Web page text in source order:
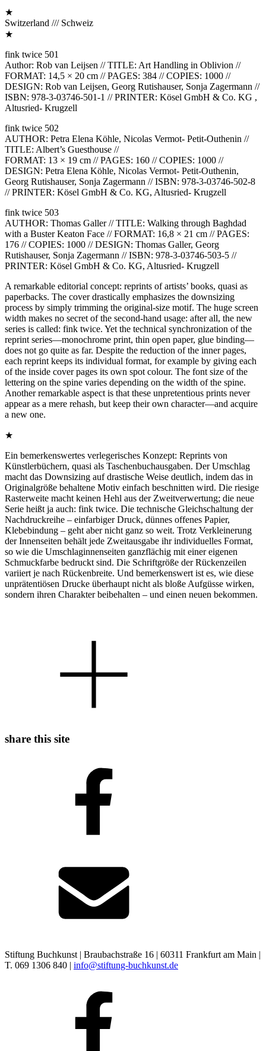
★
Switzerland /// Schweiz
★
fink twice 501
Author: Rob van Leijsen // TITLE: Art Handling in Oblivion //
FORMAT: 14,5 × 20 cm // PAGES: 384 // COPIES: 1000 //
DESIGN: Rob van Leijsen, Georg Rutishauser, Sonja Zagermann //
ISBN: 978-3-03746-501-1 // PRINTER: Kösel GmbH & Co. KG ,
Altusried- Krugzell
fink twice 502
AUTHOR: Petra Elena Köhle, Nicolas Vermot- Petit-Outhenin //
TITLE: Albert’s Guesthouse //
FORMAT: 13 × 19 cm // PAGES: 160 // COPIES: 1000 //
DESIGN: Petra Elena Köhle, Nicolas Vermot- Petit-Outhenin,
Georg Rutishauser, Sonja Zagermann // ISBN: 978-3-03746-502-8
// PRINTER: Kösel GmbH & Co. KG, Altusried- Krugzell
fink twice 503
AUTHOR: Thomas Galler // TITLE: Walking through Baghdad
with a Buster Keaton Face // FORMAT: 16,8 × 21 cm // PAGES:
176 // COPIES: 1000 // DESIGN: Thomas Galler, Georg
Rutishauser, Sonja Zagermann // ISBN: 978-3-03746-503-5 //
PRINTER: Kösel GmbH & Co. KG, Altusried- Krugzell
A remarkable editorial concept: reprints of artists’ books, quasi as
paperbacks. The cover drastically emphasizes the downsizing
process by simply trimming the original-size motif. The huge screen
width makes no secret of the second-hand usage: after all, the new
series is called: fink twice. Yet the technical synchronization of the
reprint series—monochrome print, thin open paper, glue binding—
does not go quite as far. Despite the reduction of the inner pages,
each reprint keeps its individual format, for example by giving each
of the inside cover pages its own spot colour. The font size of the
lettering on the spine varies depending on the width of the spine.
Another remarkable aspect is that these unpretentious prints never
appear as a mere rehash, but keep their own character—and acquire
a new one.
★
Ein bemerkenswertes verlegerisches Konzept: Reprints von
Künstlerbüchern, quasi als Taschenbuchausgaben. Der Umschlag
macht das Downsizing auf drastische Weise deutlich, indem das in
Originalgröße behaltene Motiv einfach beschnitten wird. Die riesige
Rasterweite macht keinen Hehl aus der Zweitverwertung; die neue
Serie heißt ja auch: fink twice. Die technische Gleichschaltung der
Nachdruckreihe – einfarbiger Druck, dünnes offenes Papier,
Klebebindung – geht aber nicht ganz so weit. Trotz Verkleinerung
der Innenseiten behält jede Zweitausgabe ihr individuelles Format,
so wie die Umschlaginnenseiten ganzflächig mit einer eigenen
Schmuckfarbe bedruckt sind. Die Schriftgröße der Rückenzeilen
variiert je nach Rückenbreite. Und bemerkenswert ist es, wie diese
unprätentiösen Drucke überhaupt nicht als bloße Aufgüsse wirken,
sondern ihren Charakter beibehalten – und einen neuen bekommen.
share this site
Stiftung Buchkunst | Braubachstraße 16 | 60311 Frankfurt am Main |
T. 069 1306 840 | info@stiftung-buchkunst.de